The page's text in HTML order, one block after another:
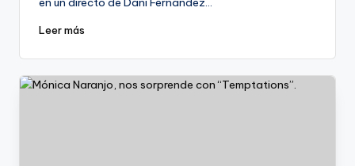
Leer más